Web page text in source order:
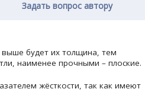
Задать вопрос автору
выше будет их толщина, тем
наименее прочными – плоские.
жёсткости, так как имеют